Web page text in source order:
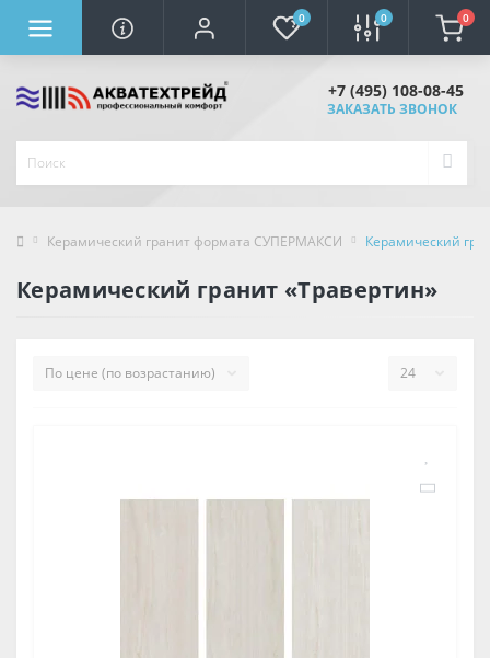
0 0 0
+7 (495) 108-08-45
ЗАКАЗАТЬ ЗВОНОК
Керамический гранит формата СУПЕРМАКСИ Керамический
Керамический гранит «Травертин»